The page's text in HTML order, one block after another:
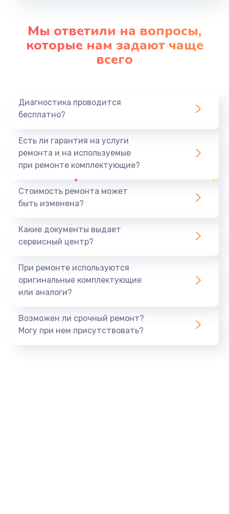
Замена SIM-карты
от 550 руб.
Заказать
от 880 руб.
от 1100 руб.
Замена вибромотора
Заказать
Ремонт GPS модуля
от 880 руб.
Мы ответили на вопросы,
которые нам задают чаще
всего
Диагностика проводится
бесплатно?
Есть ли гарантия на услуги
ремонта и на используемые
при ремонте комплектующие?
Стоимость ремонта может
быть изменена?
Какие документы выдает
сервисный центр?
При ремонте используются
оригинальные комплектующие
или аналоги?
Возможен ли срочный ремонт?
Могу при нем присутствовать?